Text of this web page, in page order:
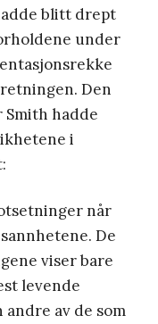
blitt drept
under
Den
hadde
i
når
De
viser bare
levende
av de som